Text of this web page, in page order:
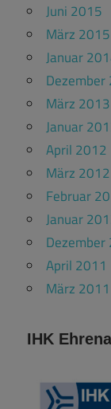
Juni 2015
März 2015
Januar
März 2013
Januar
April 2012
März 2012
Februar
Januar
Dezember
April 2011
März 2011
IHK